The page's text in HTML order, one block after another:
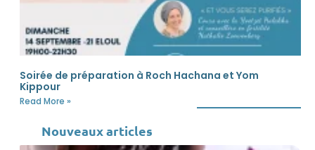
Soirée de préparation à Roch Hachana et Yom
Kippour
Read More »
Nouveaux articles